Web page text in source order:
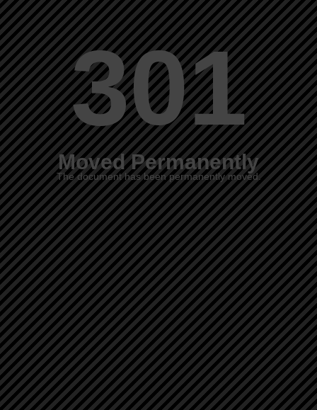
301
Moved Permanently
The document has been permanently moved.